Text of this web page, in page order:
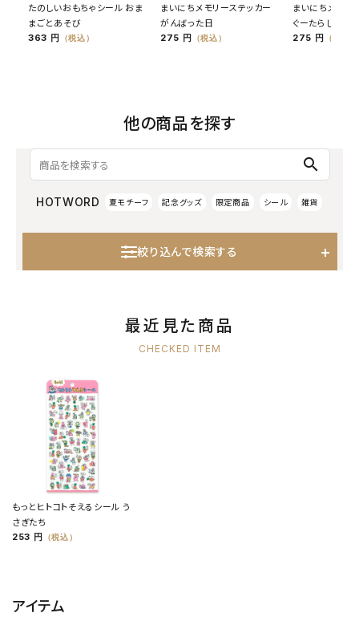
たのしいおもちゃシール おま
まごとあそび
363 円 （税込）
まいにちメモリーステッカー
がんばった日
275 円 （税込）
まいにちメモリ
ぐーたらした日
275 円 （税込）
他の商品を探す
search
HOTWORD 夏モチーフ 記念グッズ 限定商品 シール 雑貨
絞り込んで検索する
最近見た商品
CHECKED ITEM
もっとヒトコトそえるシール う
さぎたち
253 円 （税込）
アイテム